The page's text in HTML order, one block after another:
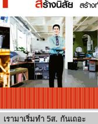
เรามาเริ่มทำ 5ส. กันเถอะ